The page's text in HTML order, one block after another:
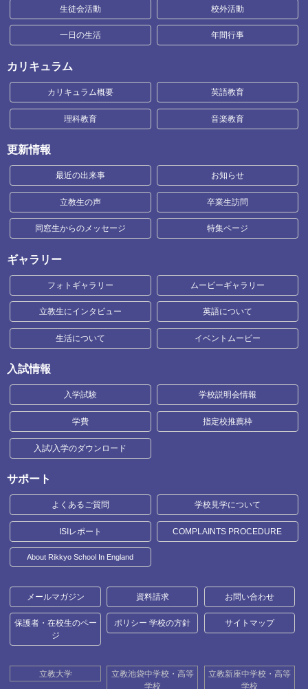
生徒会活動 校外活動
一日の生活 年間行事
カリキュラム
カリキュラム概要 英語教育
理科教育 音楽教育
更新情報
最近の出来事 お知らせ
立教生の声 卒業生訪問
同窓生からのメッセージ 特集ページ
ギャラリー
フォトギャラリー ムービーギャラリー
立教生にインタビュー 英語について
生活について イベントムービー
入試情報
入学試験 学校説明会情報
学費 指定校推薦枠
入試/入学のダウンロード
サポート
よくあるご質問 学校見学について
ISIレポート COMPLAINTS PROCEDURE
About Rikkyo School In England
メールマガジン 資料請求 お問い合わせ
保護者・在校生のペー
ジ
ポリシー 学校の方針 サイトマップ
立教大学
立教池袋中学校・高等
学校
立教新座中学校・高等
学校